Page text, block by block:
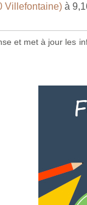
Villefontaine) à
et met à jour les